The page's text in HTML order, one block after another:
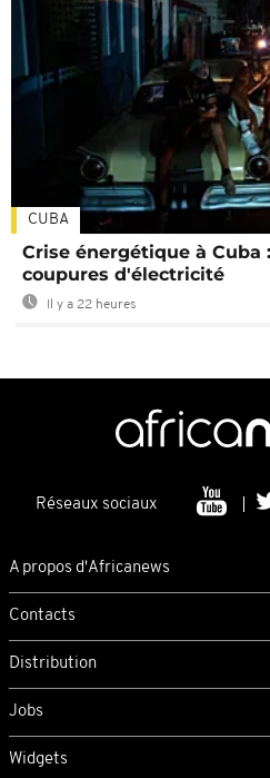
CUBA
Crise énergétique à
coupures d'électricité
Il y a 22 heures
Réseaux sociaux
A propos d'Africanews
Contacts
Distribution
Jobs
Widgets